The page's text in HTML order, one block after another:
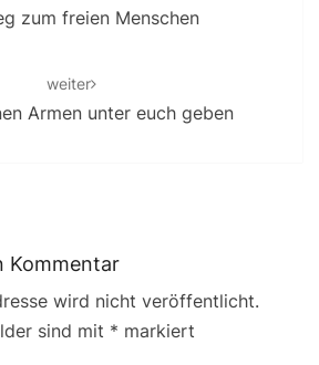
zum freien Menschen
weiter
Armen unter euch geben
Kommentar
wird nicht veröffentlicht.
sind mit * markiert